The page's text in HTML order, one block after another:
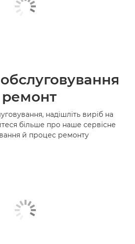
ремонт
надішліть виріб на
більше про наше сервісне
й процес ремонту